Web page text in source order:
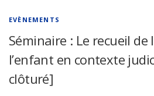
EVÈNEMENTS
Séminaire : Le recueil de
l’enfant en contexte
clôturé]